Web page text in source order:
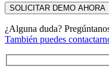
¿Alguna duda?
También puedes